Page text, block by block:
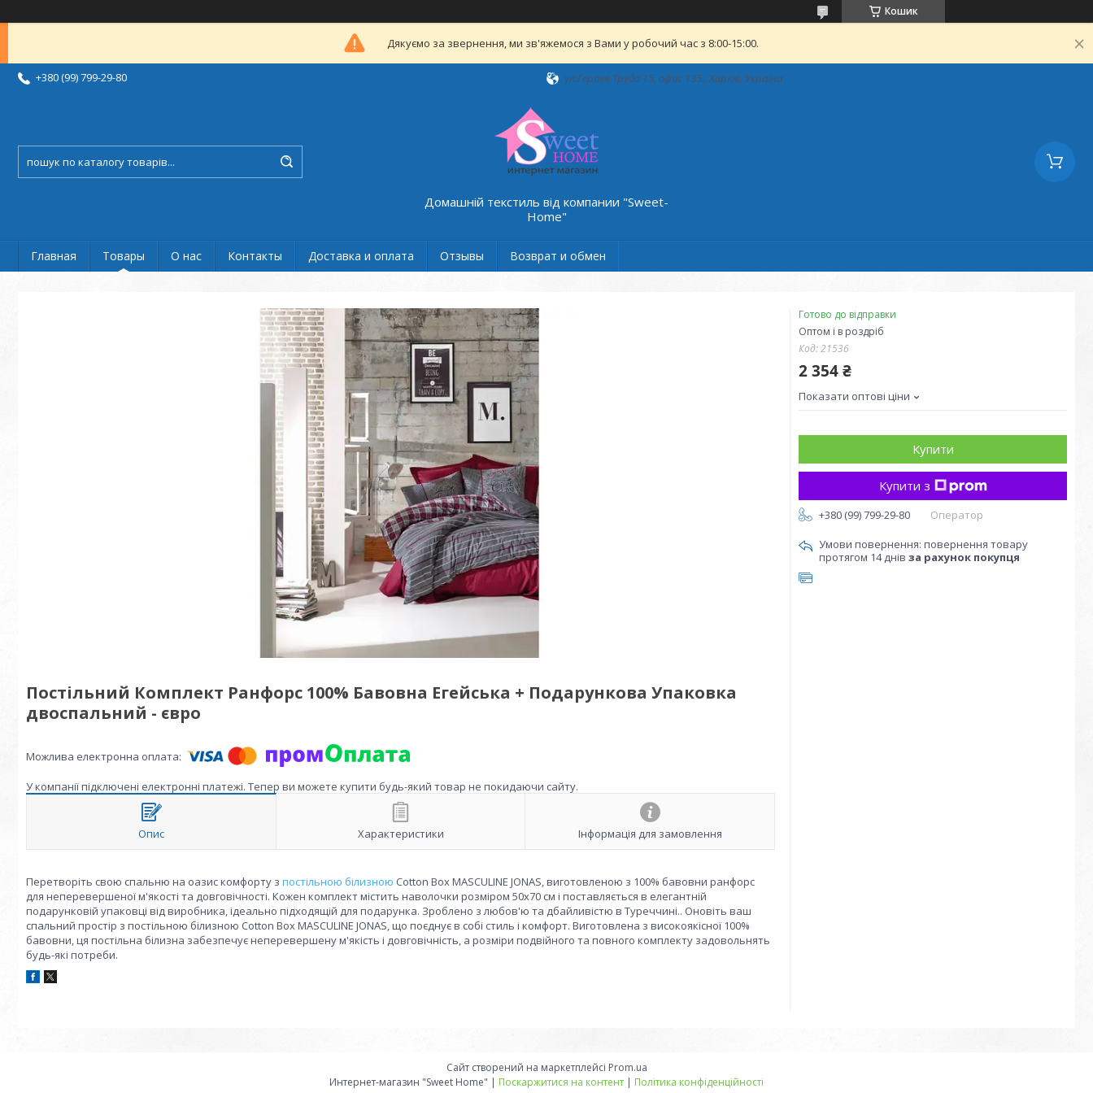
Кошик
Дякуємо за звернення, ми зв'яжемося з Вами у робочий час з 8:00-15:00.
+380 (99) 799-29-80 ул.Героев Труда 15, офис 135., Харків, Україна
Домашній текстиль від компании "Sweet-
Home"
Главная Товары О нас Контакты Доставка и оплата Отзывы Возврат и обмен
Постільний Комплект Ранфорс 100% Бавовна Егейська + Подарункова Упаковка
двоспальний - євро
У компанії підключені електронні платежі. Тепер ви можете купити будь-який товар не покидаючи сайту.
Опис Характеристики Інформація для замовлення
Перетворіть свою спальню на оазис комфорту з постільною білизною Cotton Box MASCULINE JONAS, виготовленою з 100% бавовни ранфорс
для неперевершеної м'якості та довговічності. Кожен комплект містить наволочки розміром 50x70 см і поставляється в елегантній
подарунковій упаковці від виробника, ідеально підходящій для подарунка. Зроблено з любов'ю та дбайливістю в Туреччині.. Оновіть ваш
спальний простір з постільною білизною Cotton Box MASCULINE JONAS, що поєднує в собі стиль і комфорт. Виготовлена з високоякісної 100%
бавовни, ця постільна білизна забезпечує неперевершену м'якість і довговічність, а розміри подвійного та повного комплекту задовольнять
будь-які потреби.
Готово до відправки
Оптом і в роздріб
Код:21536
2 354 ₴
Показати оптові ціни
Купити
Купити з
+380 (99) 799-29-80
Оператор
повернення товару
протягом 14 днів за рахунок покупця
Сайт створений на маркетплейсі Prom.ua
Интернет-магазин "Sweet Home" | Поскаржитися на контент | Політика конфіденційності